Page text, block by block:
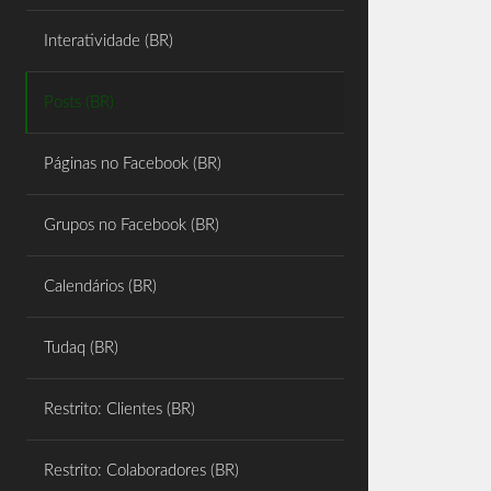
Interatividade (BR)
Posts (BR)
Páginas no Facebook (BR)
Grupos no Facebook (BR)
Calendários (BR)
Tudaq (BR)
Restrito: Clientes (BR)
Restrito: Colaboradores (BR)